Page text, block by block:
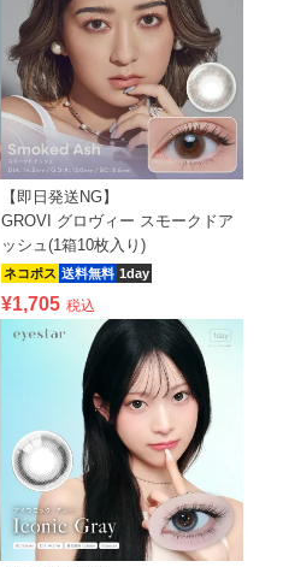
【即日発送NG】
GROVI グロヴィー スモークドア
ッシュ(1箱10枚入り)
ネコポス 送料無料 1day
¥1,705 税込